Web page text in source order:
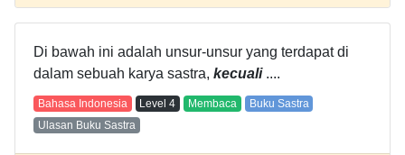
Di bawah ini adalah unsur-unsur yang terdapat di
dalam sebuah karya sastra, kecuali....
Bahasa Indonesia Level 4 Membaca
Buku Sastra
Ulasan Buku Sastra